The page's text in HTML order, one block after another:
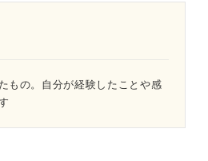
もの。自分が経験したことや感